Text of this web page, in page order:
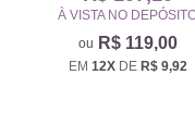
À VISTA NO
R$ 119,00
EM 12XDE R$ 9,92